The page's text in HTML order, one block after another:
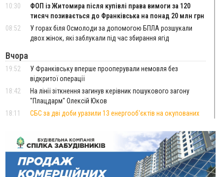
10:30
ФОП із Житомира після купівлі права вимоги за 120
тисяч позивається до Франківська на понад 20 млн грн
08:52
У горах біля Осмолоди за допомогою БПЛА розшукали
двох жінок, які заблукали під час збирання ягід
Вчора
19:52
У Франківську вперше прооперували немовля без
відкритої операції
18:42
На лінії зіткнення загинув керівник пошукового загону
"Плацдарм" Олексій Юков
18:11
СБС за дві доби уразили 13 енергооб'єктів на окупованих
17:20
Українці подали рекордну кількість заяв до університетів.
Які спеціальності обирають
16:43
Зарплати на Прикарпатті за місяць зросли на 10%, але до
середньої по Україні ще далеко